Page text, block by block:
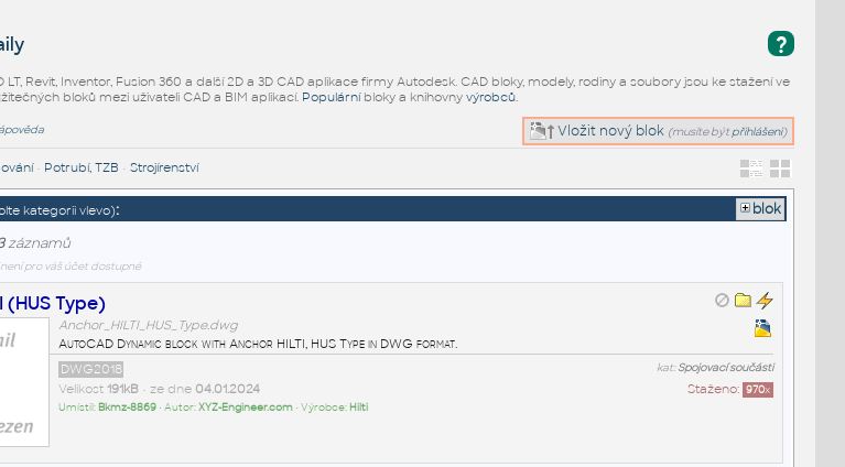
?
Revit, Inventor, Fusion 360 a další 2D a 3D CAD aplikace firmy Autodesk. CAD bloky, modely, rodiny a soubory jsou ke stažení ve
bloků mezi uživateli CAD a BIM aplikací. Populárníbloky a knihovny výrobců.
Vložit nový blok (musíte být přihlášeni)
• Potrubí, TZB • Strojírenství
kategorii vlevo):
blok
záznamů
pro váš účet dostupné
(HUS Type)
Anchor_HILTI_HUS_Type.dwg
AutoCAD Dynamic block with Anchor HILTI, HUS Type in DWG format.
kat:Spojovací součásti
DWG2018
Staženo: 970x
Velikost 191kB• ze dne 04.01.2024
Umístil: Bkmz-8869• Autor:XYZ-Engineer.com• Výrobce: Hilti